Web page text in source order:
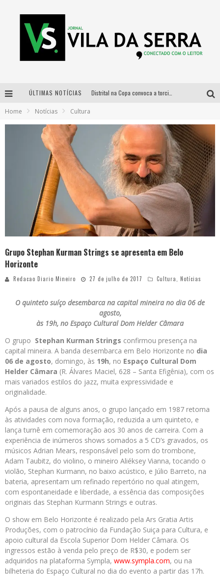
ÚLTIMAS NOTÍCIAS
Cidade Junina se consolida como vitrine estratégica para grandes marcas e se despede com Xand Avião e Mari Fernandez
Designer mineira lança jogo educativo sobre coleta seletiva na maior feira de jogos de tabuleiro da América Latina
Home Notícias Cultura
Grupo Stephan Kurman Strings se apresenta em Belo
Horizonte
Redacao Diario Mineiro 27 de julho de 2017 Cultura, Notícias
O quinteto suíço desembarca na capital mineira no dia 06 de
agosto,
às 19h, no Espaço Cultural Dom Helder Câmara
O grupo Stephan Kurman Strings confirmou presença na
capital mineira. A banda desembarca em Belo Horizonte no dia
06 de agosto, domingo, às 19h, no Espaço Cultural Dom
Helder Câmara (R. Álvares Maciel, 628 – Santa Efigênia), com os
mais variados estilos do jazz, muita expressividade e
originalidade.
Após a pausa de alguns anos, o grupo lançado em 1987 retoma
às atividades com nova formação, reduzida a um quinteto, e
lança turnê em comemoração aos 30 anos de carreira. Com a
experiência de inúmeros shows somados a 5 CD’s gravados, os
músicos Adrian Mears, responsável pelo som do trombone,
Adam Taubitz, do violino, o mineiro Aliéksey Vianna, tocando o
violão, Stephan Kurmann, no baixo acústico, e Júlio Barreto, na
bateria, apresentam um refinado repertório no qual atingem,
com espontaneidade e liberdade, a essência das composições
originais das Stephan Kurmann Strings e outras.
O show em Belo Horizonte é realizado pela Ars Gratia Artis
Produções, com o patrocínio da Fundação Suiça para Cultura, e
apoio cultural da Escola Superior Dom Helder Câmara. Os
ingressos estão à venda pelo preço de R$30, e podem ser
adquiridos na plataforma Sympla, www.sympla.com, ou na
bilheteria do Espaço Cultural no dia do evento a partir das 17h.